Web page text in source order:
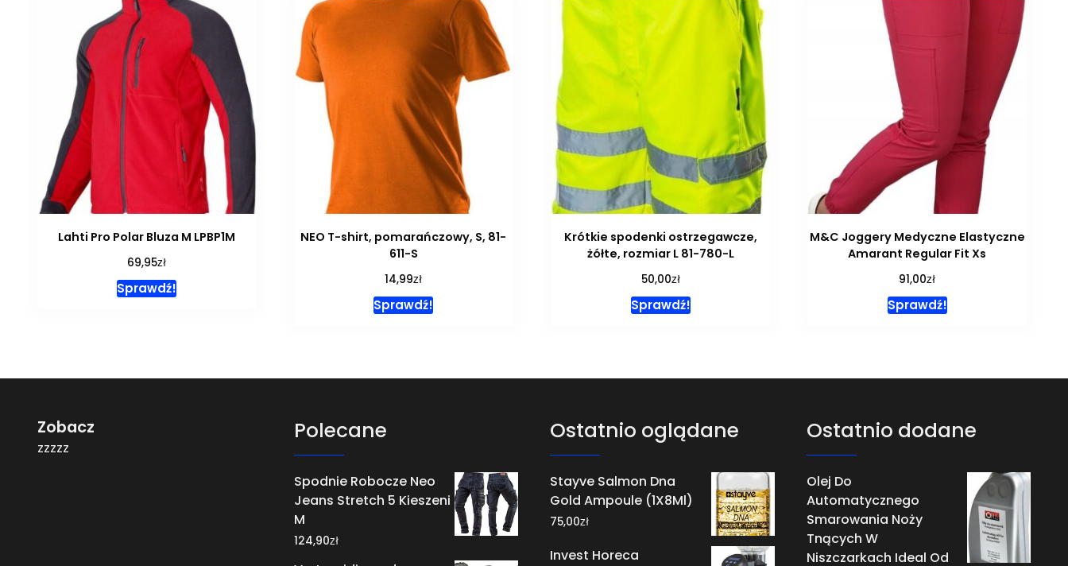
Lahti Pro Polar Bluza M LPBP1M
69,95zł
Sprawdź!
NEO T-shirt, pomarańczowy, S, 81-
611-S
14,99zł
Sprawdź!
Krótkie spodenki ostrzegawcze,
żółte, rozmiar L 81-780-L
50,00zł
Sprawdź!
M&C Joggery Medyczne Elastyczne
Amarant Regular Fit Xs
91,00zł
Sprawdź!
Zobacz
zzzzz
Polecane
Spodnie Robocze Neo
Jeans Stretch 5 Kieszeni
M
124,90zł
Ostatnio oglądane
Stayve Salmon Dna
Gold Ampoule (1X8Ml)
75,00zł
Invest Horeca
Ostatnio dodane
Olej Do
Automatycznego
Smarowania Noży
Tnących W
Niszczarkach Ideal Od